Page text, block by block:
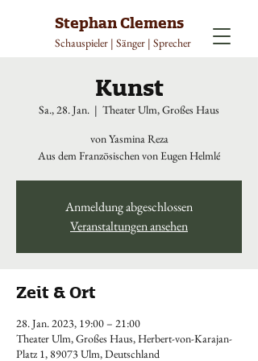
Stephan Clemens
Schauspieler | Sänger | Sprecher
Kunst
Sa., 28. Jan.
  |
Theater Ulm, Großes Haus
von Yasmina Reza
Aus dem Französischen von Eugen Helmlé
Anmeldung abgeschlossen
Veranstaltungen ansehen
Zeit & Ort
28. Jan. 2023, 19:00 – 21:00
Theater Ulm, Großes Haus, Herbert-von-Karajan-
Platz 1, 89073 Ulm, Deutschland